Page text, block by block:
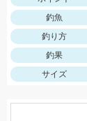
釣魚
釣り方
釣果
サイズ